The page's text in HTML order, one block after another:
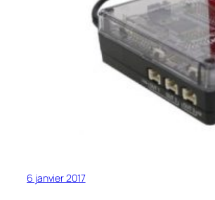
6 janvier 2017